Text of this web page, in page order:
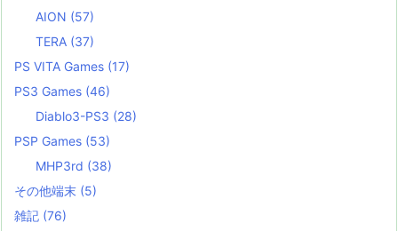
AION (57)
TERA (37)
PS VITA Games (17)
PS3 Games (46)
Diablo3-PS3 (28)
PSP Games (53)
MHP3rd (38)
その他端末 (5)
雑記 (76)